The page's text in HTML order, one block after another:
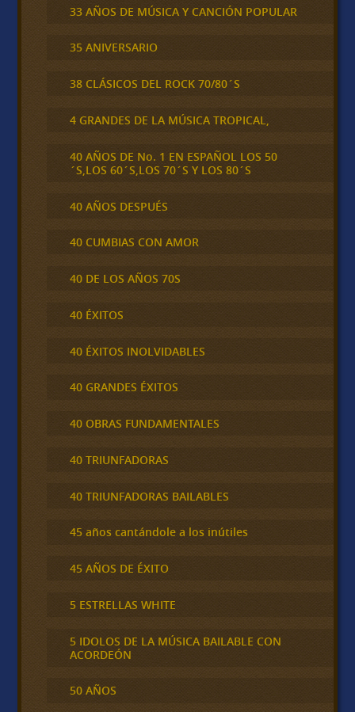
33 AÑOS DE MÚSICA Y CANCIÓN POPULAR
35 ANIVERSARIO
38 CLÁSICOS DEL ROCK 70/80´S
4 GRANDES DE LA MÚSICA TROPICAL,
40 AÑOS DE No. 1 EN ESPAÑOL LOS 50
´S,LOS 60´S,LOS 70´S Y LOS 80´S
40 AÑOS DESPUÉS
40 CUMBIAS CON AMOR
40 DE LOS AÑOS 70S
40 ÉXITOS
40 ÉXITOS INOLVIDABLES
40 GRANDES ÉXITOS
40 OBRAS FUNDAMENTALES
40 TRIUNFADORAS
40 TRIUNFADORAS BAILABLES
45 años cantándole a los inútiles
45 AÑOS DE ÉXITO
5 ESTRELLAS WHITE
5 IDOLOS DE LA MÚSICA BAILABLE CON
ACORDEÓN
50 AÑOS